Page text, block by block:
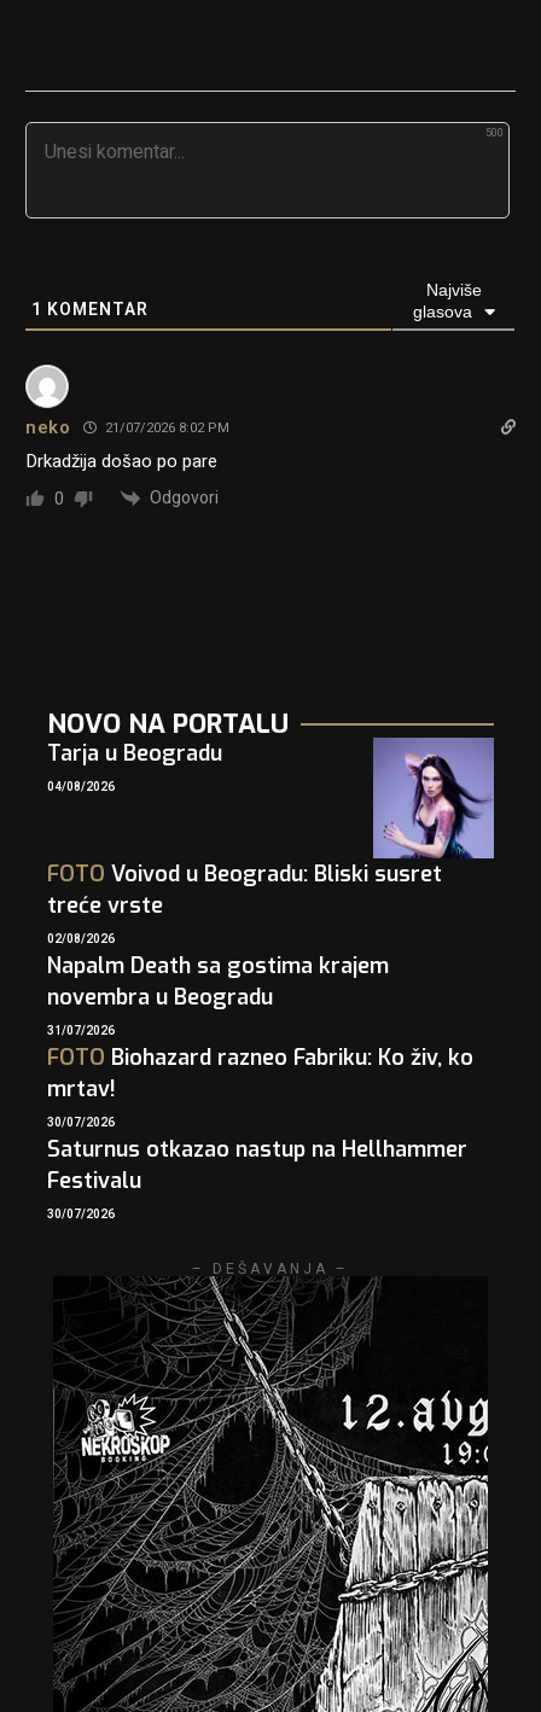
500
1 KOMENTAR
Najviše
glasova
neko 21/07/2026 8:02 PM
Drkadžija došao po pare
0 Odgovori
NOVO NA PORTALU
Tarja u Beogradu
04/08/2026
FOTO Voivod u Beogradu: Bliski susret
treće vrste
02/08/2026
Napalm Death sa gostima krajem
novembra u Beogradu
31/07/2026
FOTO Biohazard razneo Fabriku: Ko živ, ko
mrtav!
30/07/2026
Saturnus otkazao nastup na Hellhammer
Festivalu
30/07/2026
– DEŠAVANJA –